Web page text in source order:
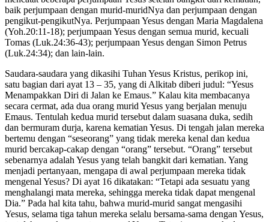
baik perjumpaan dengan murid-muridNya dan perjumpaan dengan
pengikut-pengikutNya. Perjumpaan Yesus dengan Maria Magdalena
(Yoh.20:11-18); perjumpaan Yesus dengan semua murid, kecuali
Tomas (Luk.24:36-43); perjumpaan Yesus dengan Simon Petrus
(Luk.24:34); dan lain-lain.
Saudara-saudara yang dikasihi Tuhan Yesus Kristus, perikop ini,
satu bagian dari ayat 13 – 35, yang di Alkitab diberi judul: “Yesus
Menampakkan Diri di Jalan ke Emaus.” Kalau kita membacanya
secara cermat, ada dua orang murid Yesus yang berjalan menuju
Emaus. Tentulah kedua murid tersebut dalam suasana duka, sedih
dan bermuram durja, karena kematian Yesus. Di tengah jalan mereka
bertemu dengan “seseorang” yang tidak mereka kenal dan kedua
murid bercakap-cakap dengan “orang” tersebut. “Orang” tersebut
sebenarnya adalah Yesus yang telah bangkit dari kematian. Yang
menjadi pertanyaan, mengapa di awal perjumpaan mereka tidak
mengenal Yesus? Di ayat 16 dikatakan: “Tetapi ada sesuatu yang
menghalangi mata mereka, sehingga mereka tidak dapat mengenal
Dia.” Pada hal kita tahu, bahwa murid-murid sangat mengasihi
Yesus, selama tiga tahun mereka selalu bersama-sama dengan Yesus,